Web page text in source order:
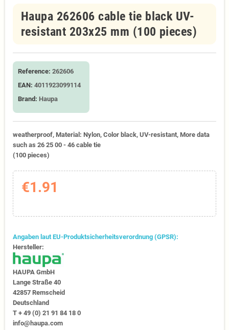
Haupa 262606 cable tie black UV-
resistant 203x25 mm (100 pieces)
Reference: 262606
EAN: 4011923099114
Brand: Haupa
weatherproof, Material: Nylon, Color black, UV-resistant, More data
such as 26 25 00 - 46 cable tie
(100 pieces)
€1.91
Angaben laut EU-Produktsicherheitsverordnung (GPSR):
Hersteller:
HAUPA GmbH
Lange Straße 40
42857 Remscheid
Deutschland
T + 49 (0) 21 91 84 18 0
info@haupa.com